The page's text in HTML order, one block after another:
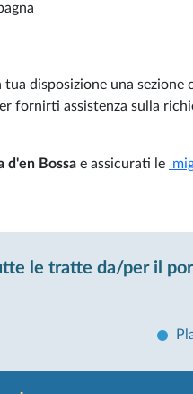
tua disposizione una sezione
fornirti assistenza sulla
d'en Bossa e assicurati le
le tratte da/per il